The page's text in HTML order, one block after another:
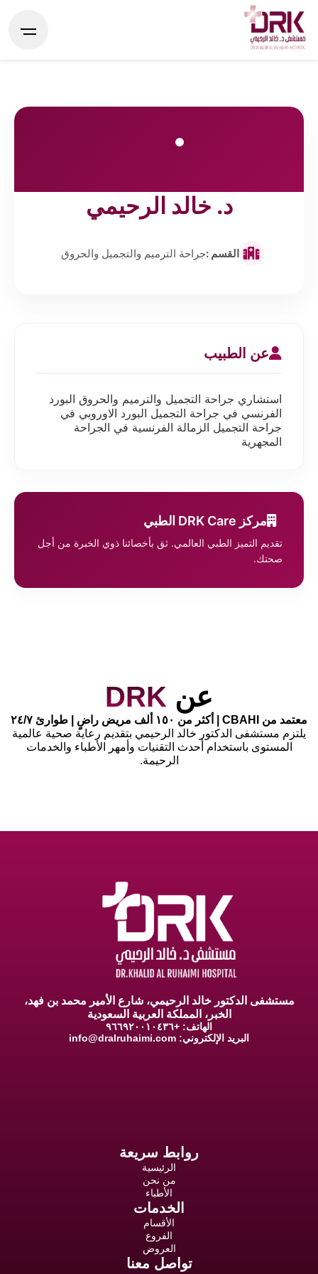
د. خالد الرحيمي
القسم :جراحة الترميم والتجميل والحروق
عن الطبيب
استشاري جراحة التجميل والترميم والحروق البورد
الفرنسي في جراحة التجميل البورد الاوروبي في
جراحة التجميل الزمالة الفرنسية في الجراحة
المجهرية
مركز DRK Care الطبي
تقديم التميز الطبي العالمي. ثق بأخصائنا ذوي الخبرة من أجل
صحتك.
عن DRK
معتمد من CBAHI | أكثر من ١٥٠ ألف مريض راضٍ | طوارئ ٢٤/٧
يلتزم مستشفى الدكتور خالد الرحيمي بتقديم رعاية صحية عالمية
المستوى باستخدام أحدث التقنيات وأمهر الأطباء والخدمات
الرحيمة.
مستشفى الدكتور خالد الرحيمي، شارع الأمير محمد بن فهد،
الخبر، المملكة العربية السعودية
الهاتف: +٩٦٦٩٢٠٠١٠٤٣٦
البريد الإلكتروني: info@dralruhaimi.com
روابط سريعة
الرئيسية
من نحن
الأطباء
الخدمات
الأقسام
الفروع
العروض
تواصل معنا